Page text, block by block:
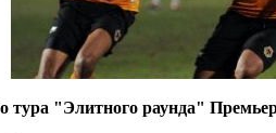
тура "Элитного раунда"